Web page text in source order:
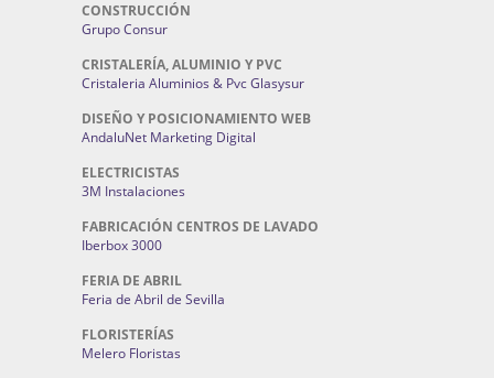
CONSTRUCCIÓN
Grupo Consur
CRISTALERÍA, ALUMINIO Y PVC
Cristaleria Aluminios & Pvc Glasysur
DISEÑO Y POSICIONAMIENTO WEB
AndaluNet Marketing Digital
ELECTRICISTAS
3M Instalaciones
FABRICACIÓN CENTROS DE LAVADO
Iberbox 3000
FERIA DE ABRIL
Feria de Abril de Sevilla
FLORISTERÍAS
Melero Floristas